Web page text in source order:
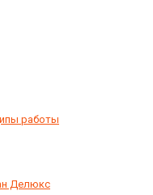
работы
Делюкс